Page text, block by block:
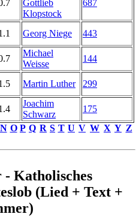
Gottlieb
Klopstock
687
Georg Niege
443
Michael
Weisse
144
Martin Luther
299
Joachim
Schwarz
175
N O P Q R S T U V W X Y Z
Katholisches
(Lied + Text +